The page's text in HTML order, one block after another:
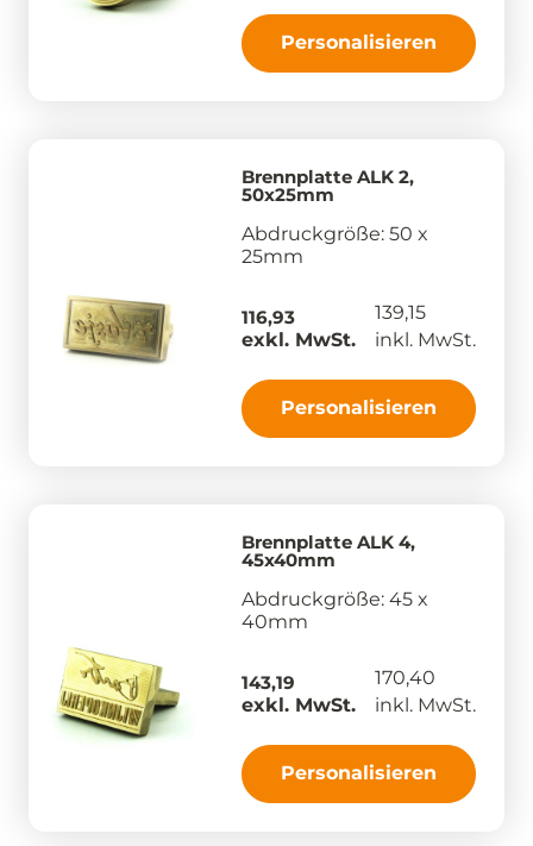
Personalisieren
Brennplatte ALK 2,
50x25mm
Abdruckgröße: 50 x
25mm
116,93
exkl. MwSt.
139,15
inkl. MwSt.
Personalisieren
Brennplatte ALK 4,
45x40mm
Abdruckgröße: 45 x
40mm
143,19
exkl. MwSt.
170,40
inkl. MwSt.
Personalisieren